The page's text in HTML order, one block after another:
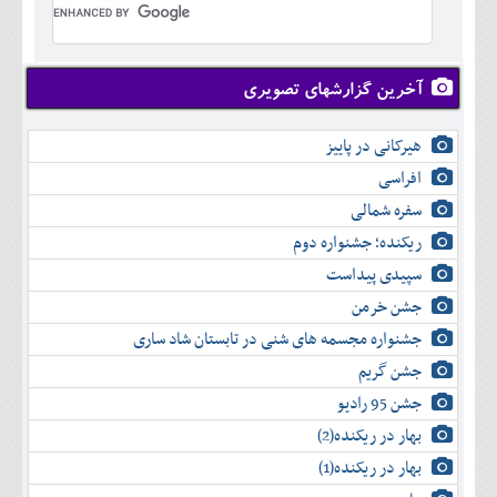
دی
بهمن
اسفند
آبان
آذر
دی
بهمن
اسفند
شهريور
مهر
آبان
آذر
دی
بهمن
اسفند
تير
مرداد
شهريور
مهر
آبان
آذر
دی
بهمن
اسفند
آخرین گزارشهای تصویری
هیرکانی در پاییز
افراسی
سفره شمالی
ریکنده؛ جشنواره دوم
سپیدی پیداست
جشن خرمن
جشنواره مجسمه های شنی در تابستان شاد ساری
جشن گریم
جشن 95 رادیو
بهار در ریکنده(2)
بهار در ریکنده(1)